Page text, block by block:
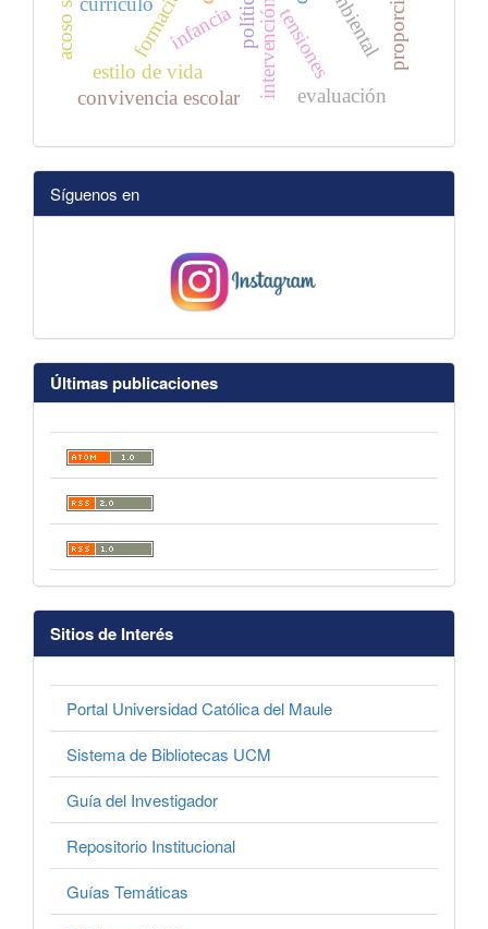
infancia tensiones
estilo de vida
convivencia escolar
proporción
evaluación
Síguenos en
Últimas publicaciones
Sitios de Interés
Portal Universidad Católica del Maule
Sistema de Bibliotecas UCM
Guía del Investigador
Repositorio Institucional
Guías Temáticas